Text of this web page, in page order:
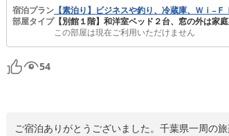
宿泊プラン 【素泊り】ビジネスや釣り、冷蔵庫、Ｗｉ−
部屋タイプ【別館１階】和洋室ベッド２台、窓の外は家
この部屋は現在ご利用いただけません
54
ご宿泊ありがとうございました。千葉県一周の